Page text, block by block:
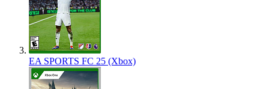
EA SPORTS FC 25 (Xbox)